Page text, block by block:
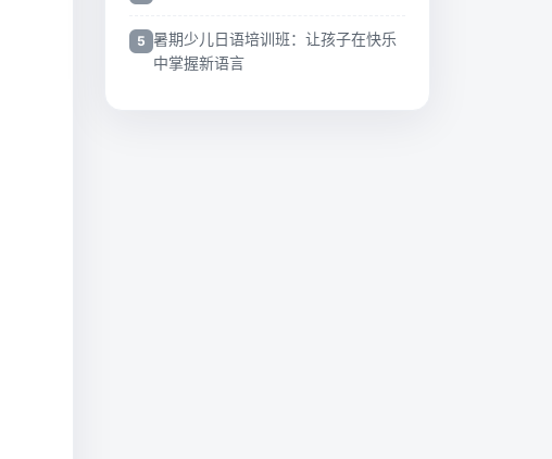
暑期少儿日语培训班：让孩子在快乐
中掌握新语言